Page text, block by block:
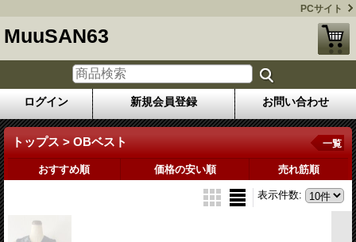
PCサイト
MuuSAN63
ログイン 新規会員登録 お問い合わせ
トップス > OBベスト 一覧
おすすめ順 価格の安い順 売れ筋順
表示件数: